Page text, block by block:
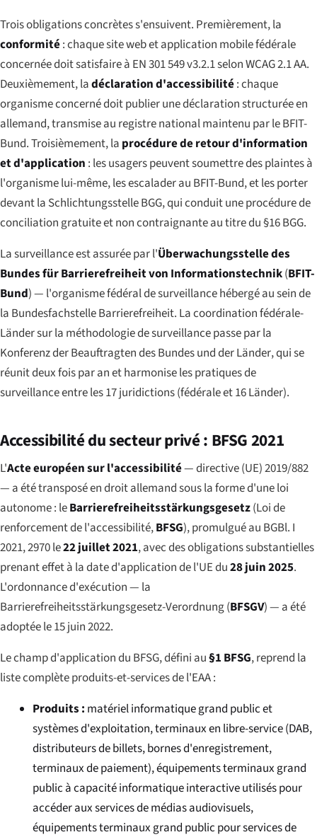
Trois obligations concrètes s'ensuivent. Premièrement, la
conformité: chaque site web et application mobile fédérale
concernée doit satisfaire à EN 301 549 v3.2.1 selon WCAG 2.1 AA.
Deuxièmement, ladéclaration d'accessibilité: chaque
organisme concerné doit publier une déclaration structurée en
allemand, transmise au registre national maintenu par le BFIT-
Bund. Troisièmement, la procédure de retour d'information
et d'application : les usagers peuvent soumettre des plaintes à
l'organisme lui-même, les escalader au BFIT-Bund, et les porter
devant la Schlichtungsstelle BGG, qui conduit une procédure de
conciliation gratuite et non contraignante au titre du §16 BGG.
La surveillance est assurée par l'Überwachungsstelle des
Bundes für Barrierefreiheit von Informationstechnik(BFIT-
Bund) — l'organisme fédéral de surveillance hébergé au sein de
la Bundesfachstelle Barrierefreiheit. La coordination fédérale-
Länder sur la méthodologie de surveillance passe par la
Konferenz der Beauftragten des Bundes und der Länder, qui se
réunit deux fois par an et harmonise les pratiques de
surveillance entre les 17 juridictions (fédérale et 16 Länder).
Accessibilité du secteur privé : BFSG 2021
L'Acte européen sur l'accessibilité— directive (UE) 2019/882
— a été transposé en droit allemand sous la forme d'une loi
autonome : leBarrierefreiheitsstärkungsgesetz(Loi de
renforcement de l'accessibilité,BFSG), promulgué au BGBl. I
2021, 2970 le22 juillet 2021, avec des obligations substantielles
prenant effet à la date d'application de l'UE du28 juin 2025.
L'ordonnance d'exécution — la
Barrierefreiheitsstärkungsgesetz-Verordnung(BFSGV) — a été
adoptée le 15 juin 2022.
Le champ d'application du BFSG, défini au§1 BFSG, reprend la
liste complète produits-et-services de l'EAA :
Produits : matériel informatique grand public et
systèmes d'exploitation, terminaux en libre-service (DAB,
distributeurs de billets, bornes d'enregistrement,
terminaux de paiement), équipements terminaux grand
public à capacité informatique interactive utilisés pour
accéder aux services de médias audiovisuels,
équipements terminaux grand public pour services de